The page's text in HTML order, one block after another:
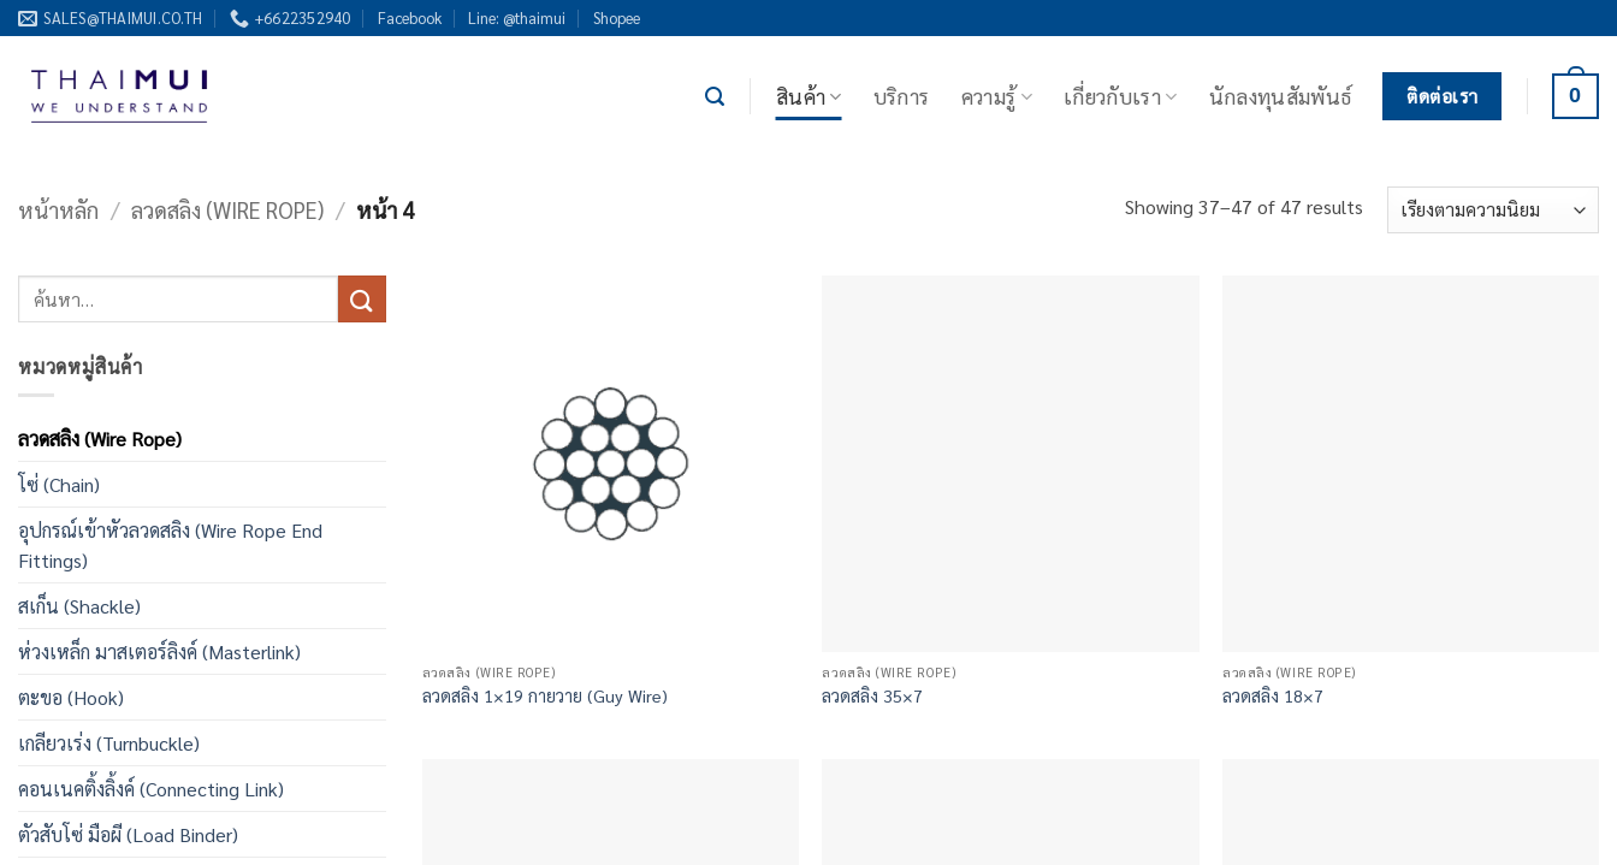
ข้าม
ไป
เนื้อหา
SALES@THAIMUI.CO.TH +6622352940 Facebook Line: @thaimui Shopee
สินค้า บริการ ความรู้ เกี่ยวกับเรา นักลงทุนสัมพันธ์ ติดต่อเรา 0
หน้าหลัก / ลวดสลิง (WIRE ROPE) / หน้า 4 Showing 37–47 of 47 resultsSorted
ค้นหา:
หมวดหมู่สินค้า
ลวดสลิง (Wire Rope)
โซ่ (Chain)
อุปกรณ์เข้าหัวลวดสลิง (Wire Rope End
Fittings)
สเก็น (Shackle)
ห่วงเหล็ก มาสเตอร์ลิงค์ (Masterlink)
ตะขอ (Hook)
เกลียวเร่ง (Turnbuckle)
คอนเนคติ้งลิ้งค์ (Connecting Link)
ตัวสับโซ่ มือผี (Load Binder)
ลวดสลิง (WIRE ROPE)
ลวดสลิง 1×19 กายวาย (Guy Wire)
ลวดสลิง (WIRE ROPE)
ลวดสลิง 35×7
ลวดสลิง (WIRE ROPE)
ลวดสลิง 18×7